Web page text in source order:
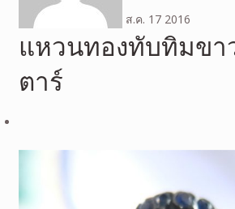
ส.ค. 17 2016
แหวนทองทับทิมขา
ตาร์